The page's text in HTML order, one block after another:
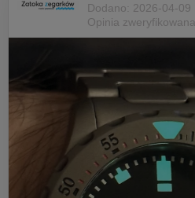
Dodano: 2026-04-09
Opinia zweryfikowana